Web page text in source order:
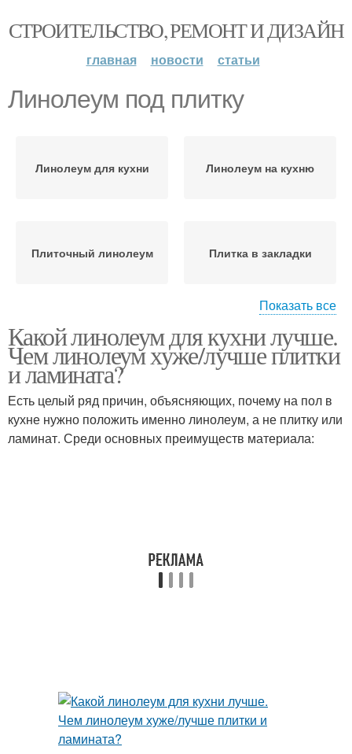
СТРОИТЕЛЬСТВО, РЕМОНТ И ДИЗАЙН
главная новости статьи
Линолеум под плитку
Линолеум для кухни Линолеум на кухню
Плиточный линолеум Плитка в закладки
Линолеум под ламинат Цены на линолеум
Линолеум из кусочков Модульный линолеум
Показать все
Какой линолеум для кухни лучше.
Чем линолеум хуже/лучше плитки
и ламината?
Есть целый ряд причин, объясняющих, почему на пол в
кухне нужно положить именно линолеум, а не плитку или
ламинат. Среди основных преимуществ материала: